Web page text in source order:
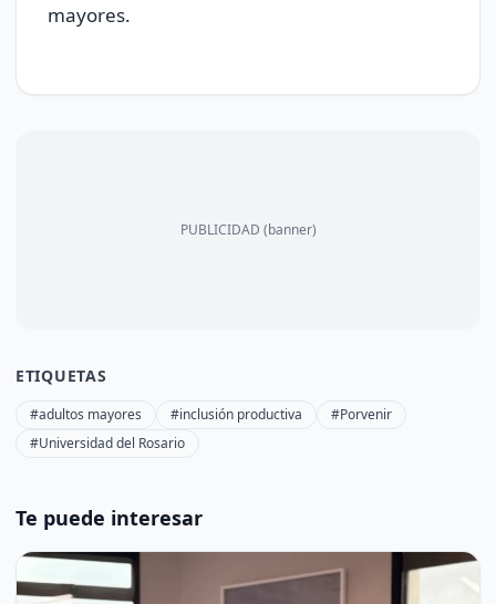
mayores.
PUBLICIDAD (banner)
ETIQUETAS
#adultos mayores #inclusión productiva
#Porvenir
#Universidad del Rosario
Te puede interesar